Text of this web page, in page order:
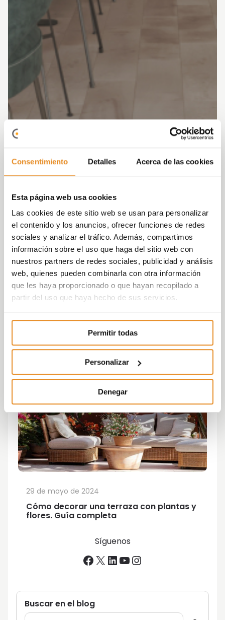
Consentimiento Detalles Acerca de las cookies
Esta página web usa cookies
Las cookies de este sitio web se usan para personalizar
el contenido y los anuncios, ofrecer funciones de redes
sociales y analizar el tráfico. Además, compartimos
información sobre el uso que haga del sitio web con
nuestros partners de redes sociales, publicidad y análisis
web, quienes pueden combinarla con otra información
que les haya proporcionado o que hayan recopilado a
partir del uso que haya hecho de sus servicios.
Permitir todas
Personalizar
Denegar
Cómo decorar una terraza con plantas y
flores. Guía completa
29 de mayo de 2024
Síguenos
Facebook
X LinkedIn
YouTube
Instagram
Buscar en el blog